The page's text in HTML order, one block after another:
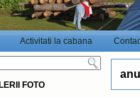
Activitati la cabana
FOTO